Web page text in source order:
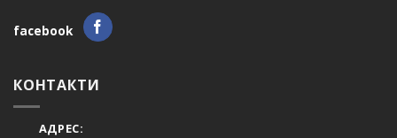
facebook
КОНТАКТИ
АДРЕС: